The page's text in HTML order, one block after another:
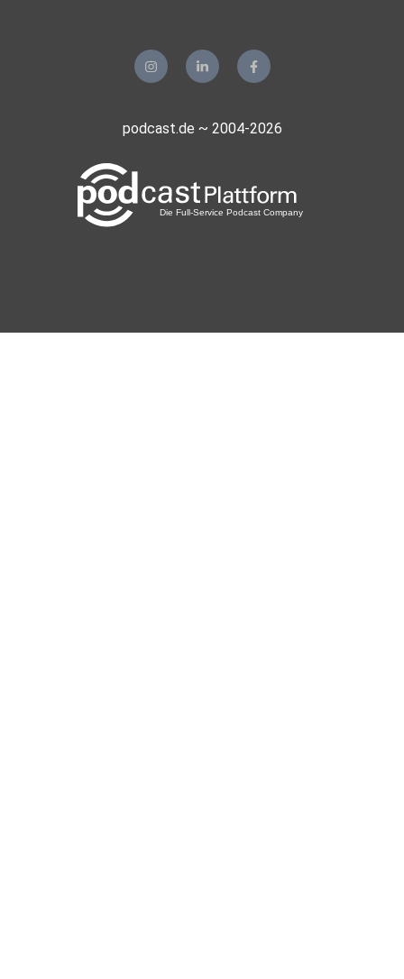
Hosted on Acast. See acast.com/privacy for more
information.
podcast.de ~ 2004-2026